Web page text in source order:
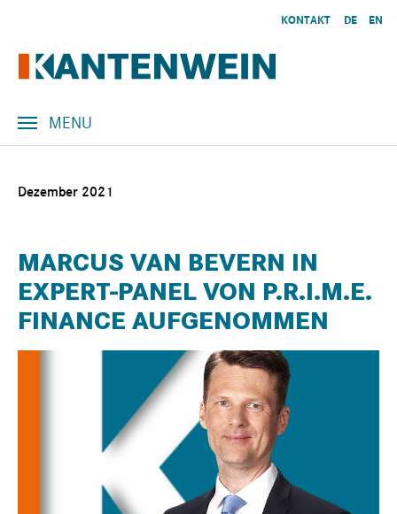
KONTAKT DE EN
MENU
Dezember 2021
MARCUS VAN BEVERN IN
EXPERT-PANEL VON P.R.I.M.E.
FINANCE AUFGENOMMEN